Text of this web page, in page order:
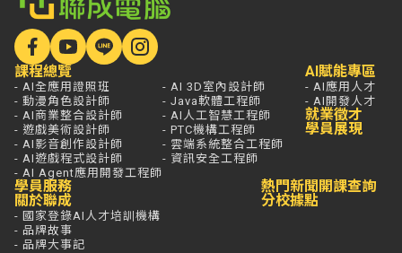
課程總覽
- AI全應用證照班
- 動漫角色設計師
- AI商業整合設計師
- 遊戲美術設計師
- AI影音創作設計師
- AI遊戲程式設計師
- AI Agent應用開發工程師
- AI 3D室內設計師
- Java軟體工程師
- AI人工智慧工程師
- PTC機構工程師
- 雲端系統整合工程師
- 資訊安全工程師
AI賦能專區
- AI應用人才
- AI開發人才
就業徵才
學員展現
學員服務
關於聯成
- 國家登錄AI人才培訓機構
- 品牌故事
- 品牌大事記
熱門新聞
分校據點
開課查詢